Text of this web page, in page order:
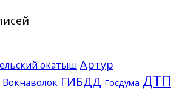
окатыш Артур
Вокнаволок ГИБДД Госдума ДТП